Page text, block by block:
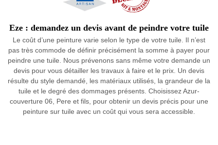
Eze : demandez un devis avant de peindre votre tuile
Le coût d’une peinture varie selon le type de votre tuile. Il n’est
pas très commode de définir précisément la somme à payer pour
peindre une tuile. Nous prévenons sans même votre demande un
devis pour vous détailler les travaux à faire et le prix. Un devis
résulte du style demandé, les matériaux utilisés, la grandeur de la
tuile et le degré des dommages présents. Choisissez Azur-
couverture 06, Pere et fils, pour obtenir un devis précis pour une
peinture sur tuile avec un coût qui vous sera accessible.